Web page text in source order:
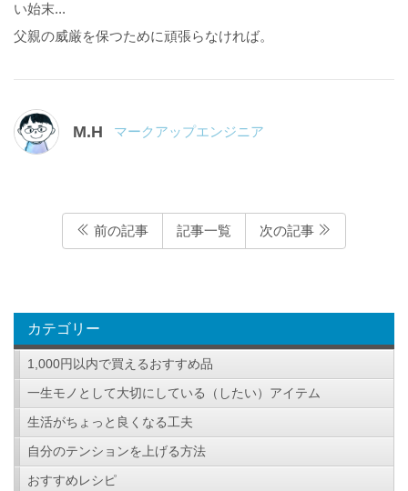
い始末...
父親の威厳を保つために頑張らなければ。
M.H マークアップエンジニア
前の記事 記事一覧 次の記事
カテゴリー
1,000円以内で買えるおすすめ品
一生モノとして大切にしている（したい）アイテム
生活がちょっと良くなる工夫
自分のテンションを上げる方法
おすすめレシピ